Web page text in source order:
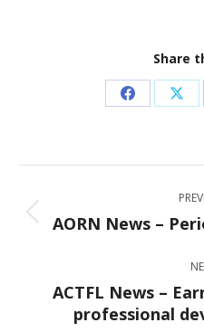
Share
Share
Facebook
X
navigation
AORN News –
ACTFL News –
professional